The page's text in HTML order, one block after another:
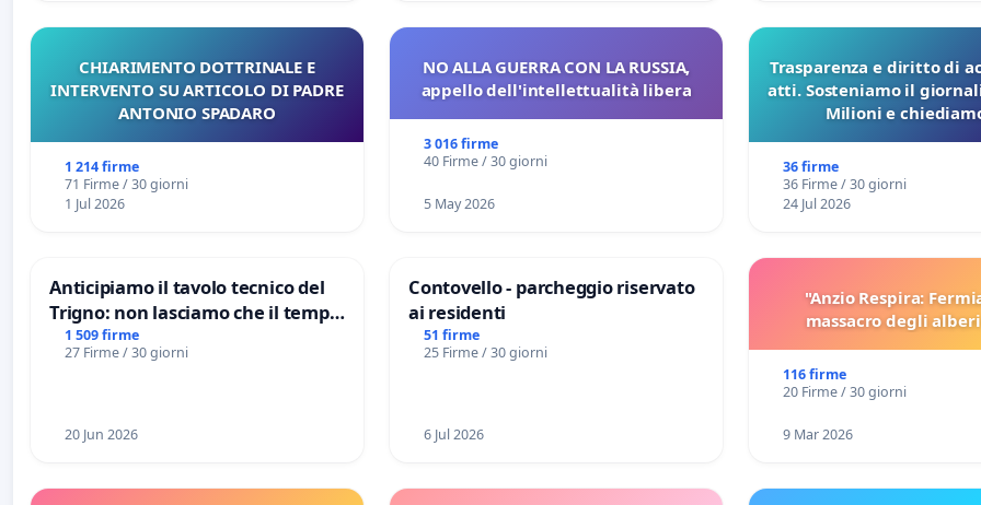
CHIARIMENTO DOTTRINALE E
INTERVENTO SU ARTICOLO DI PADRE
ANTONIO SPADARO
1 214 firme
71 Firme / 30 giorni
1 Jul 2026
NO ALLA GUERRA CON LA RUSSIA,
appello dell'intellettualità libera
3 016 firme
40 Firme / 30 giorni
5 May 2026
Trasparenza e diritto di
atti. Sosteniamo il
Milioni e
sulla Pedemontana
36 firme
36 Firme / 30 giorni
24 Jul 2026
Anticipiamo il tavolo tecnico del
Trigno: non lasciamo che il tempo
rallenti le ricerche di Domenico
Racanati
1 509 firme
27 Firme / 30 giorni
20 Jun 2026
Contovello - parcheggio riservato
ai residenti
51 firme
25 Firme / 30 giorni
6 Jul 2026
"Anzio Respira:
massacro degli
116 firme
20 Firme / 30 giorni
9 Mar 2026